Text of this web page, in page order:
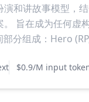
和讲故事模型，
旨在成为任何虚
分组成：Hero
$0.9/M input